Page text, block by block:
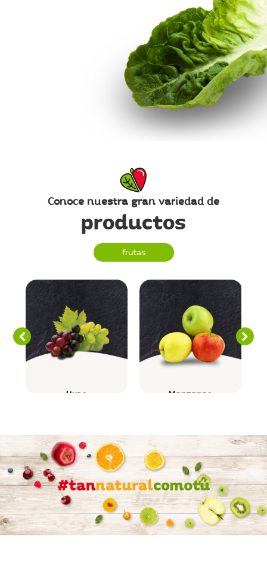
Conoce nuestra gran variedad de
productos
frutas
Uvas Manzanas